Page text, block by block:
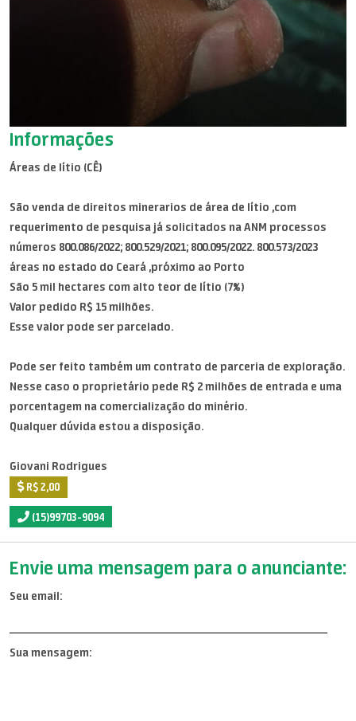
Informações
Áreas de lítio (CÊ)
São venda de direitos minerarios de área de lítio ,com
requerimento de pesquisa já solicitados na ANM processos
números 800.086/2022; 800.529/2021; 800.095/2022. 800.573/2023
áreas no estado do Ceará ,próximo ao Porto
São 5 mil hectares com alto teor de lítio (7%)
Valor pedido R$ 15 milhões.
Esse valor pode ser parcelado.
Pode ser feito também um contrato de parceria de exploração.
Nesse caso o proprietário pede R$ 2 milhões de entrada e uma
porcentagem na comercialização do minério.
Qualquer dúvida estou a disposição.
Giovani Rodrigues
R$ 2,00
(15)99703-9094
Envie uma mensagem para o anunciante:
Seu email:
Sua mensagem: